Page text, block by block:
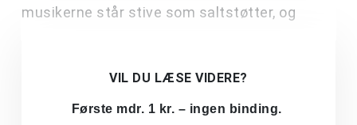
musikerne står stive som saltstøtter, og
VIL DU LÆSE VIDERE?
Første mdr. 1 kr. – ingen binding.